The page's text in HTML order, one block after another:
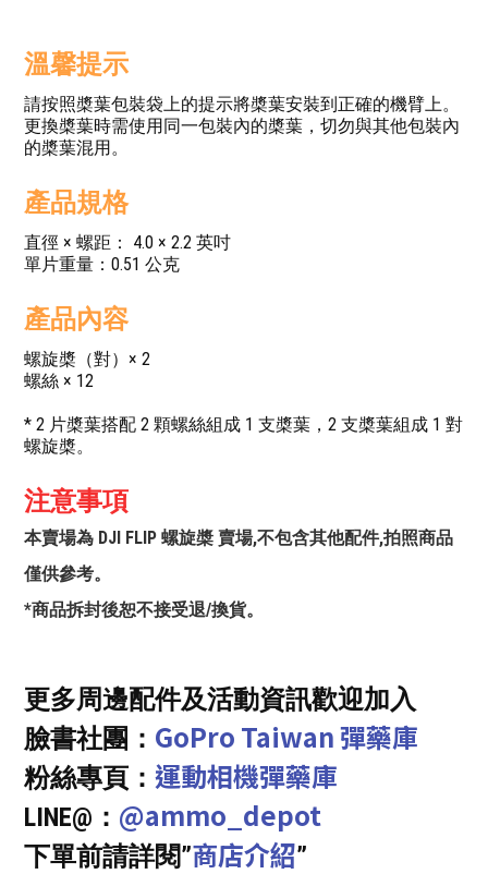
溫馨提示
請按照槳葉包裝袋上的提示將槳葉安裝到正確的機臂上。
更換槳葉時需使用同一包裝內的槳葉，切勿與其他包裝內
的槳葉混用。
產品規格
直徑 × 螺距： 4.0 × 2.2 英吋
單片重量：0.51 公克
產品內容
螺旋槳（對）× 2
螺絲 × 12
* 2 片槳葉搭配 2 顆螺絲組成 1 支槳葉，2 支槳葉組成 1 對
螺旋槳。
注意事項
本賣場為 DJI FLIP 螺旋槳 賣場,不包含其他配件,拍照商品
僅供參考。
*商品拆封後恕不接受退/換貨。
更多周邊配件及活動資訊歡迎加入
臉書社團： GoPro Taiwan 彈藥庫
粉絲專頁： 運動相機彈藥庫
LINE@： @ammo_depot
下單前請詳閱”商店介紹”